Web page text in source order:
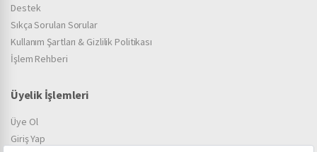
Destek
Sıkça Sorulan Sorular
Kullanım Şartları & Gizlilik Politikası
İşlem Rehberi
Üyelik İşlemleri
Üye Ol
Giriş Yap